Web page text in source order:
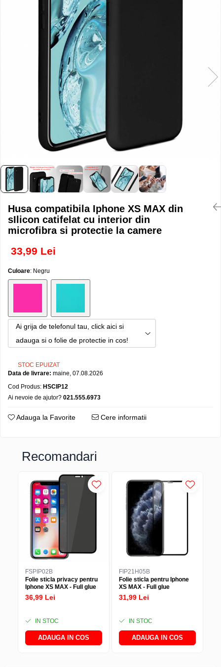
Husa compatibila Iphone XS MAX din
sIlicon catifelat cu interior din
microfibra si protectie la camere
33,99 Lei
Culoare: Negru
Ai grija de telefonul tau, click aici si
adauga si o folie de protectie in cos!
STOC EPUIZAT
Data de livrare: maine, 07.08.2026
Cod Produs: HSCIP12
Ai nevoie de ajutor? 021.555.6973
Adauga la Favorite Cere informatii
Recomandari
FSPIP02B
Folie sticla privacy pentru
Iphone XS MAX - Full glue
36,99 Lei
IN STOC
ADAUGA IN COS
FIP21H05B
Folie sticla pentru Iphone
XS MAX - Full glue
31,99 Lei
IN STOC
ADAUGA IN COS